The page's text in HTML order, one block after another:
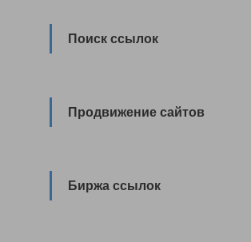
Поиск ссылок
Продвижение сайтов
Биржа ссылок